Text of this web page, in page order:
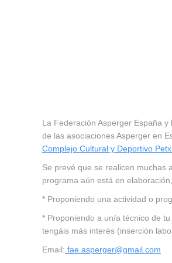
La Federación Asperger España
de las asociaciones Asperger en
Complejo Cultural y Deportivo
Se prevé que se realicen muchas
programa aún está en
* Proponiendo una actividad o
* Proponiendo a un/a técnico de
tengáis más interés (inserción
Email: fae.asperger@gmail.com